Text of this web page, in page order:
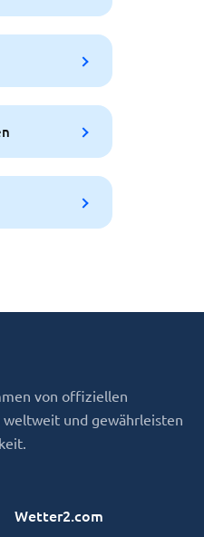
von offiziellen
und gewährleisten
Wetter2.com